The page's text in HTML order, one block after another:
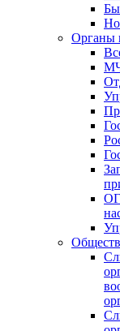
Органы